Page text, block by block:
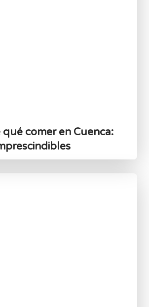
comer en Cuenca: